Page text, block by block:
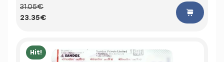
31.05€
23.35€
Hit!